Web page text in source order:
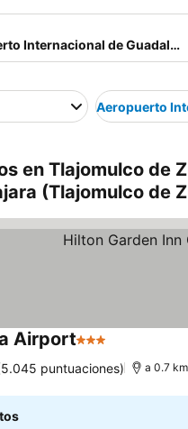
Aeropuerto
en Tlajomulco de
(Tlajomulco de
Airport3 Estrellas
puntuaciones) a 0.7